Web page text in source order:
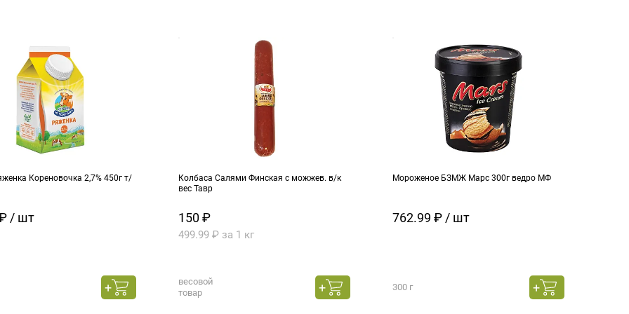
Кореновочка 2,7% 450г т/
/ шт
Колбаса Салями Финская с можжев. в/к
вес Тавр
150 ₽
499.99 ₽ за 1 кг
весовой
товар
Мороженое БЗМЖ Марс 300г ведро МФ
762.99 ₽ / шт
300 г